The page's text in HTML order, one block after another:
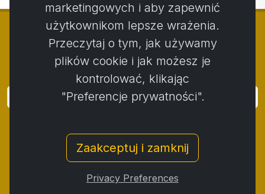
© Copyright 2014 - 2026 Activstar
Zaloguj się
Zasady i warunki / Polityka prywatności
Procedura składania skarg / Protokół reklamacji
Odstąpienie od umowy / Cookies
marketingowych i aby zapewnić
użytkownikom lepsze wrażenia.
Przeczytaj o tym, jak używamy
plików cookie i jak możesz je
kontrolować, klikając
"Preferencje prywatności".
Zaakceptuj i zamknij
Privacy Preferences